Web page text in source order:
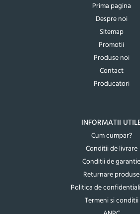
Prima pagina
Despre noi
Sitemap
Promotii
Produse noi
Contact
Producatori
INFORMATII
Cum cumpar?
Conditii de livrare
Conditii de garantie
Returnare produse
Politica de
Termeni si conditii